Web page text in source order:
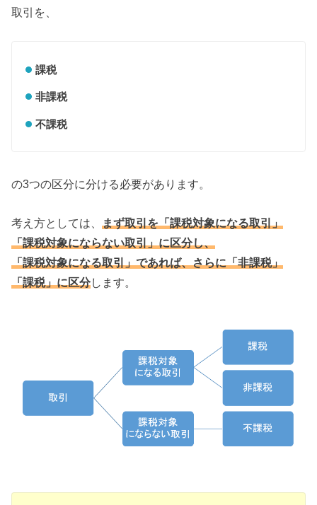
取引を、
課税
非課税
不課税
の3つの区分に分ける必要があります。
考え方としては、まず取引を「課税対象になる取引」
「課税対象にならない取引」に区分し、
「課税対象になる取引」であれば、さらに「非課税」
「課税」に区分します。